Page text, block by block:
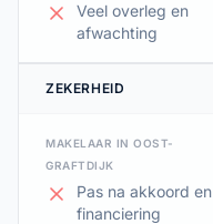
Veel overleg en
afwachting
ZEKERHEID
MAKELAAR IN OOST-
GRAFTDIJK
Pas na akkoord en
financiering